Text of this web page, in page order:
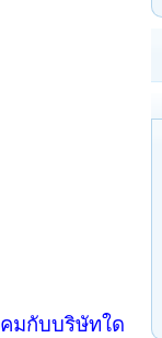
มกับบริษัทใด